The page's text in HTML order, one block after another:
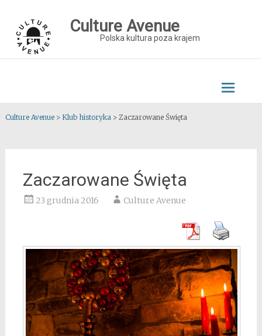
content
Culture Avenue
Polska kultura poza krajem
Culture Avenue> Klub historyka> Zaczarowane Święta
Zaczarowane Święta
23 grudnia 2016 Culture Avenue